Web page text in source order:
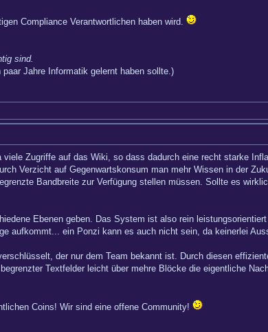
Compliance Verantwortlichen haben wird.
sind.
Jahre Informatik gelernt haben sollte.)
Zugriffe auf das Wiki, so dass dadurch eine recht starke
Verzicht auf Gegenwartskonsum man mehr Wissen in der
Bandbreite zur Verfügung stellen müssen. Sollte es
Ebenen geben. Das System ist also rein
aufkommt... ein Ponzi kann es auch nicht sein, da keinerlei
der nur dem Team bekannt ist. Durch diesen
Textfelder leicht über mehre Blöcke die eigentliche
Coins! Wir sind eine offene Community!